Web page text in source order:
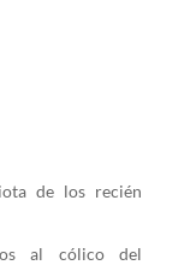
de los recién
al cólico del